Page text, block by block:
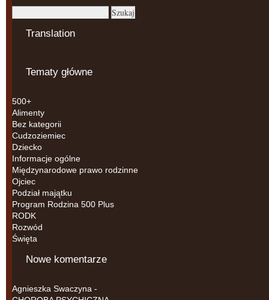
Translation
Tematy główne
500+
Alimenty
Bez kategorii
Cudzoziemiec
Dziecko
Informacje ogólne
Międzynarodowe prawo rodzinne
Ojciec
Podział majątku
Program Rodzina 500 Plus
RODK
Rozwód
Święta
Nowe komentarze
Agnieszka Swaczyna -